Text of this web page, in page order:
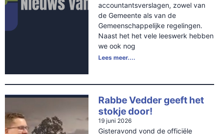
accountantsverslagen, zowel van
de Gemeente als van de
Gemeenschappelijke regelingen.
Naast het het vele leeswerk hebben
we ook nog
Lees meer....
Rabbe Vedder geeft het
stokje door!
19 juni 2026
Gisteravond vond de officiële